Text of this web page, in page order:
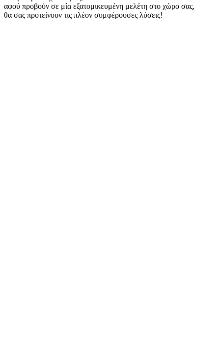
αφού προβούν σε μία εξατομικευμένη μελέτη στο χώρο σας,
θα σας προτείνουν τις πλέον συμφέρουσες λύσεις!